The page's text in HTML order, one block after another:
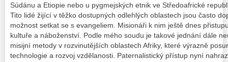
Súdánu a Etiopie nebo u pygmejských etnik ve Středoafrické
Tito lidé žijící v těžko dostupných odlehlých oblastech jsou často
možnost setkat se s evangeliem. Misionáři k nim ještě dnes
kultuře a náboženství. Podle mého soudu je takové jednání dále
misijní metody v rozvinutějších oblastech Afriky, které výrazně
technologie a rozvoj vzdělanosti. Paternalistický přístup nyní